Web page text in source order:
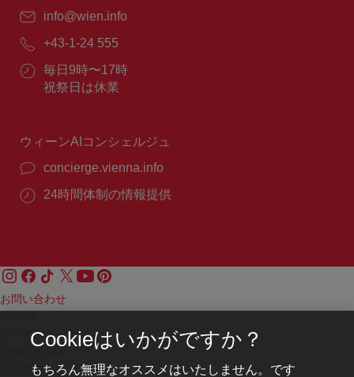
E
ー
ル：
info@wien.info
電
番
号：
+43-1-24 555
営
業
毎日9時〜17時
祝祭日は休業
ウィーンAIコンシェルジュ
concierge.vienna.info
24時間体制の情報提供
お問い合わせ
プライバシーポリシー
アクセシビリティ
Cookieはいかがですか？
もちろん無理なオススメはいたしません。です